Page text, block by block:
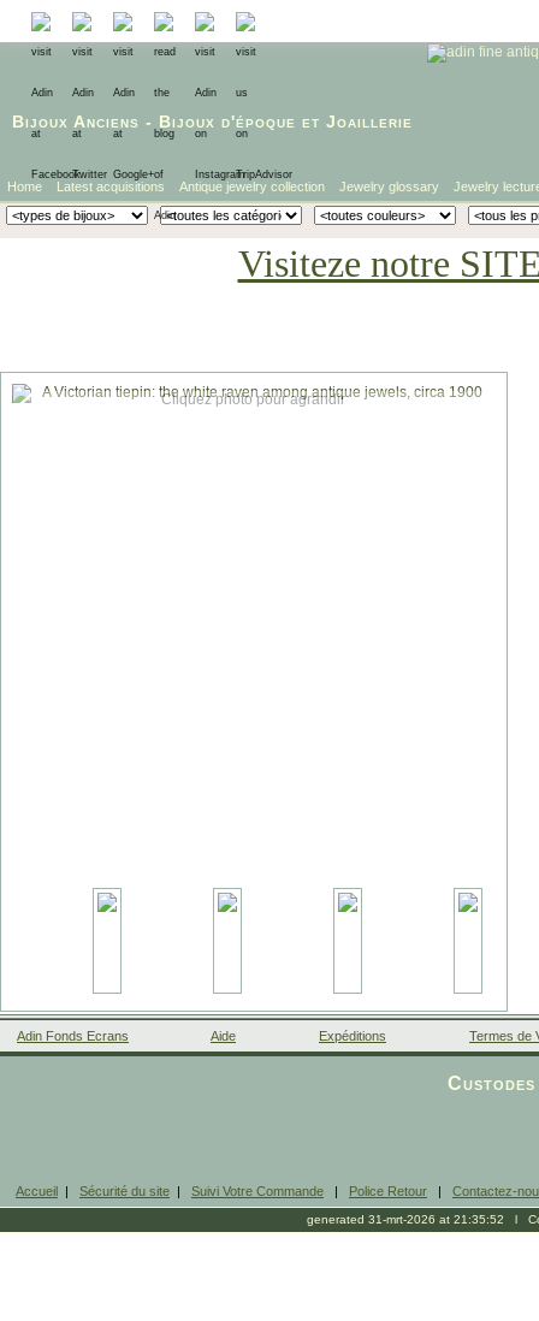
Bijoux Anciens - Bijoux d'époque et Joaillerie
Home Latest acquisitions Antique jewelry collection Jewelry glossary Jewelry
Visiteze notre
Cliquez photo pour agrandir
Adin Fonds Ecrans Aide Expéditions Termes de
Accueil | Sécurité du site | Suivi Votre Commande | Police Retour | Contactez-
generated 31-mrt-2026 at 21:35:52 l